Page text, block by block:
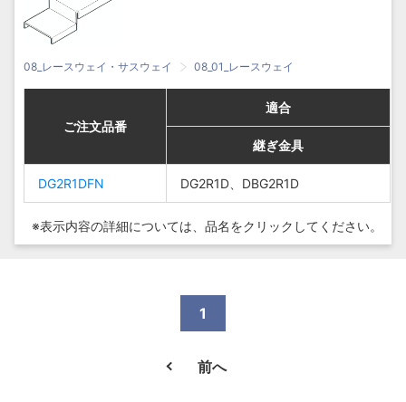
08_レースウェイ・サスウェイ 08_01_レースウェイ
ご注文品番
DG2R1DFN
DG2R1D、
DBG2R1D
ご注文品番
適合
継ぎ金具
DG2R1DFN DG2R1D、DBG2R1D
ご注文品番
DG2R1DFN
DG2R1D、
DBG2R1D
ご注文品番
適合
継ぎ金具
DG2R1DFN DG2R1D、DBG2R1D
※表示内容の詳細については、 品名をクリックしてください。
1
前へ